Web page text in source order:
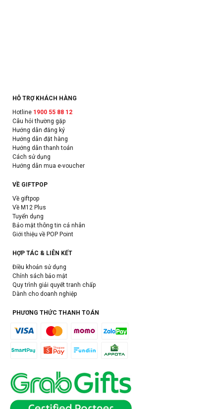
HỖ TRỢ KHÁCH HÀNG
Hotline 1900 55 88 12
Câu hỏi thường gặp
Hướng dẫn đăng ký
Hướng dẫn đặt hàng
Hướng dẫn thanh toán
Cách sử dụng
Hướng dẫn mua e-voucher
VỀ GIFTPOP
Về giftpop
Về M12 Plus
Tuyển dụng
Bảo mật thông tin cá nhân
Giới thiệu về POP Point
HỢP TÁC & LIÊN KẾT
Điều khoản sử dụng
Chính sách bảo mật
Quy trình giải quyết tranh chấp
Dành cho doanh nghiệp
PHƯƠNG THỨC THANH TOÁN